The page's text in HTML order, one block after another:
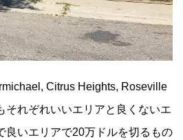
Citrus Heights, Roseville
それぞれいいエリアと良くないエ
良いエリアで20万ドルを切るもの